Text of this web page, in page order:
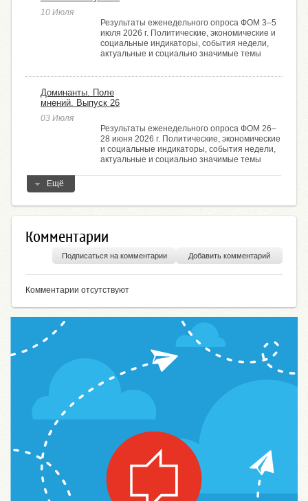
10 Июля
Результаты еженедельного опроса ФОМ 3–5
июля 2026 г. Политические, экономические и
социальные индикаторы, события недели,
актуальные и социально значимые темы
Доминанты. Поле
мнений. Выпуск 26
03 Июля
Результаты еженедельного опроса ФОМ 26–
28 июня 2026 г. Политические, экономические
и социальные индикаторы, события недели,
актуальные и социально значимые темы
Ещё
Комментарии
Добавить комментарий
Подписаться на комментарии
Комментарии отсутствуют